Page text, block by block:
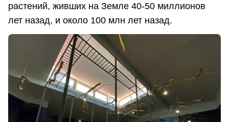
растений, живших на Земле 40-50 миллионов
лет назад, и около 100 млн лет назад.